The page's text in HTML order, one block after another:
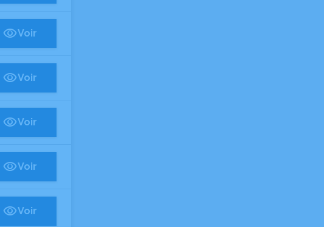
Voir
Voir
Voir
Voir
Voir